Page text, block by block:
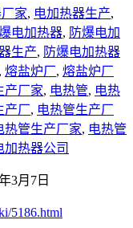
家, 电加热器生产,
电加热器, 防爆电加
生产, 防爆电加热器
, 熔盐炉厂, 熔盐炉厂
产厂家, 电热管, 电热
产厂, 电热管生产厂
热管生产厂家, 电热管
加热器公司
3月7日
5186.html